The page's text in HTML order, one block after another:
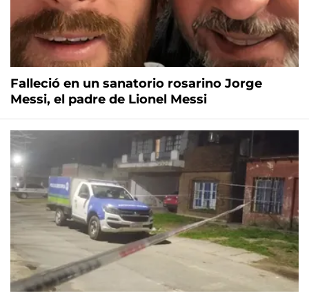
Falleció en un sanatorio rosarino Jorge
Messi, el padre de Lionel Messi